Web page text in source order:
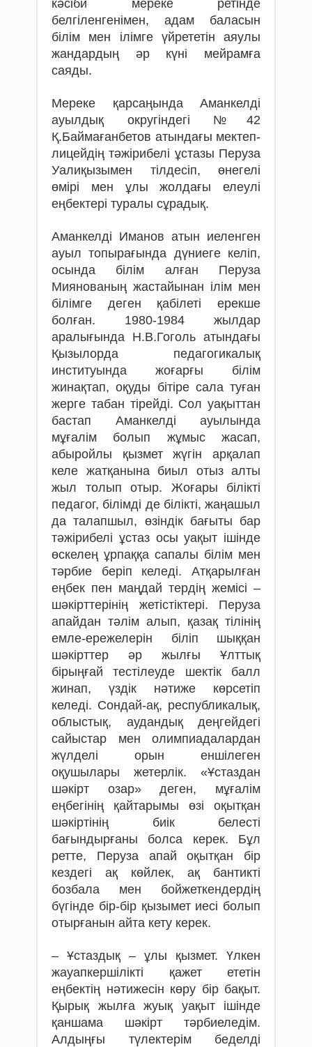
кәсіби мереке ретінде
белгіленгенімен, адам баласын
білім мен ілімге үйрететін аяулы
жандардың әр күні мейрамға
саяды.
Мереке қарсаңында Аманкелді
ауылдық округіндегі №42
Қ.Баймағанбетов атындағы мектеп-
лицейдің тә­жірибелі ұстазы Перуза
Уалиқызымен тілдесіп, өнегелі
өмірі мен ұлы жолдағы елеулі
еңбектері туралы сұрадық.
Аманкелді Иманов атын иеленген
ауыл топырағында дүниеге келіп,
осында білім алған Перуза
Миянованың жастайынан ілім мен
білімге деген қабілеті ерекше
болған. 1980-1984 жылдар
аралығында Н.В.Гоголь атындағы
Қызылорда педагогикалық
институында жоғарғы білім
жинақтап, оқуды бітіре сала туған
жерге табан тірейді. Сол уақыттан
бастап Аманкелді ауылында
мұғалім болып жұмыс жасап,
абыройлы қызмет жүгін арқалап
келе жатқанына биыл отыз алты
жыл толып отыр. Жоғары білікті
педагог, білімді де білікті, жаңашыл
да талапшыл, өзіндік бағыты бар
тәжірибелі ұстаз осы уақыт ішінде
өскелең ұрпаққа сапалы білім мен
тәрбие беріп келеді. Атқарылған
еңбек пен маңдай тердің жемісі –
шәкірттерінің жетістіктері. Перуза
апайдан тәлім алып, қазақ тілінің
емле-ережелерін біліп шыққан
шәкірттер әр жылғы Ұлттық
бірыңғай тестілеуде шектік балл
жинап, үздік нәтиже көрсетіп
келеді. Сондай-ақ, республикалық,
облыстық, аудандық деңгейдегі
сайыстар мен олимпиадалардан
жүлделі орын еншілеген
оқушылары жетерлік. «Ұстаздан
шәкірт озар» деген, мұғалім
еңбегінің қайтарымы өзі оқытқан
шәкіртінің биік белесті
бағындырғаны болса керек. Бұл
ретте, Перуза апай оқытқан бір
кездегі ақ көйлек, ақ бантикті
бозбала мен бойжеткендердің
бүгінде бір-бір қызымет иесі болып
отырғанын айта кету керек.
– Ұстаздық – ұлы қызмет. Үлкен
жауапкершілікті қажет ететін
еңбектің нәтижесін көру бір бақыт.
Қырық жылға жуық уақыт ішінде
қаншама шәкірт тәрбиеледім.
Алдыңғы түлектерім беделді